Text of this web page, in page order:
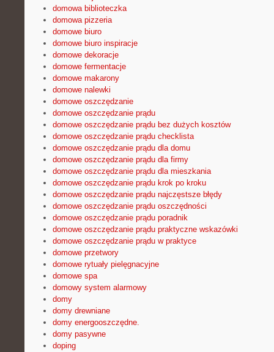
domowa biblioteczka
domowa pizzeria
domowe biuro
domowe biuro inspiracje
domowe dekoracje
domowe fermentacje
domowe makarony
domowe nalewki
domowe oszczędzanie
domowe oszczędzanie prądu
domowe oszczędzanie prądu bez dużych kosztów
domowe oszczędzanie prądu checklista
domowe oszczędzanie prądu dla domu
domowe oszczędzanie prądu dla firmy
domowe oszczędzanie prądu dla mieszkania
domowe oszczędzanie prądu krok po kroku
domowe oszczędzanie prądu najczęstsze błędy
domowe oszczędzanie prądu oszczędności
domowe oszczędzanie prądu poradnik
domowe oszczędzanie prądu praktyczne wskazówki
domowe oszczędzanie prądu w praktyce
domowe przetwory
domowe rytuały pielęgnacyjne
domowe spa
domowy system alarmowy
domy
domy drewniane
domy energooszczędne.
domy pasywne
doping